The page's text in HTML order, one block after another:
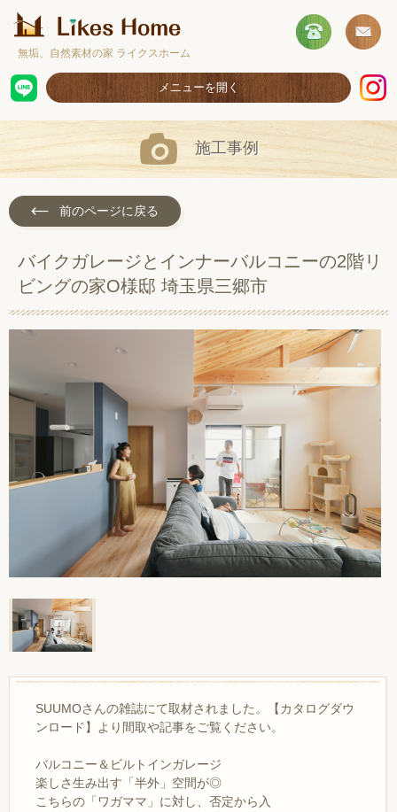
無垢、自然素材の家 ライクスホーム
メニューを開く
ホーム
コンセプト
施工事例
お客様の声
施工事例
前のページに戻る
バイクガレージとインナーバルコニーの2階リ
ビングの家O様邸 埼玉県三郷市
SUUMOさんの雑誌にて取材されました。【カタログダウ
ンロード】より間取や記事をご覧ください。
バルコニー＆ビルトインガレージ
楽しさ生み出す「半外」空間が◎
こちらの「ワガママ」に対し、否定から入